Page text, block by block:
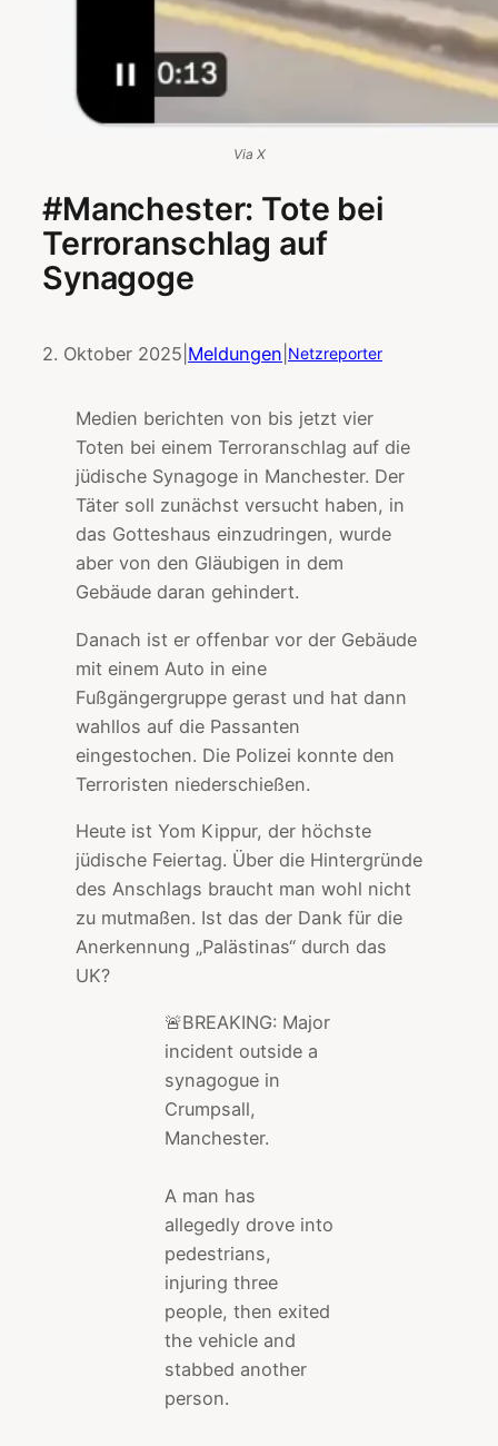
Via X
#Manchester: Tote bei
Terroranschlag auf
Synagoge
2. Oktober 2025 Meldungen Netzreporter
Medien berichten von bis jetzt vier
Toten bei einem Terroranschlag auf die
jüdische Synagoge in Manchester. Der
Täter soll zunächst versucht haben, in
das Gotteshaus einzudringen, wurde
aber von den Gläubigen in dem
Gebäude daran gehindert.
Danach ist er offenbar vor der Gebäude
mit einem Auto in eine
Fußgängergruppe gerast und hat dann
wahllos auf die Passanten
eingestochen. Die Polizei konnte den
Terroristen niederschießen.
Heute ist Yom Kippur, der höchste
jüdische Feiertag. Über die Hintergründe
des Anschlags braucht man wohl nicht
zu mutmaßen. Ist das der Dank für die
Anerkennung „Palästinas“ durch das
UK?
🚨BREAKING: Major
incident outside a
synagogue in
Crumpsall,
Manchester.
A man has
allegedly drove into
pedestrians,
injuring three
people, then exited
the vehicle and
stabbed another
person.